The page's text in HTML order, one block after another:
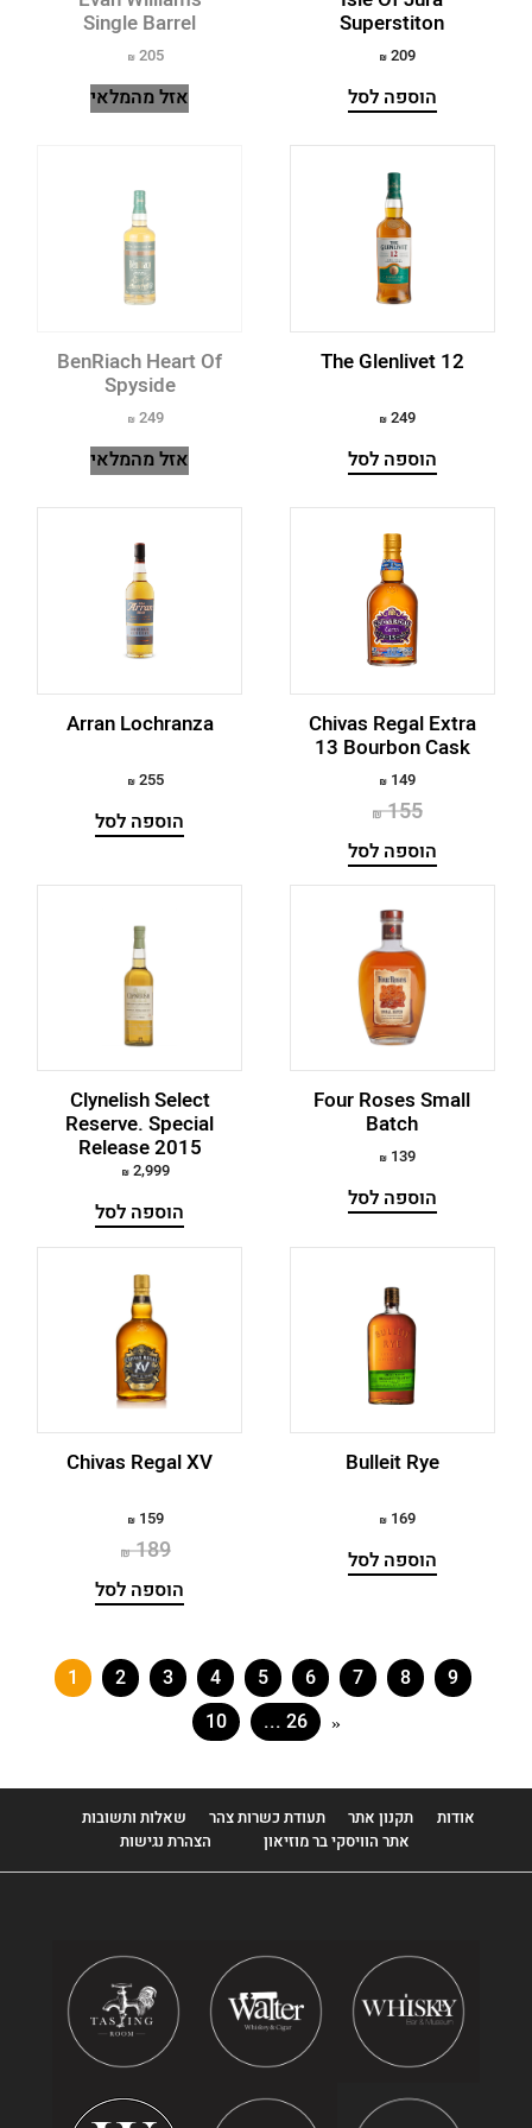
Dailuaine
Dalwhinnie
Dewar's
Drumshanbo
DS Tayman
Eagle Rare
Elijah Craig
Evan Williams
Famous Grouse
Finlaggan
Finnegan
Four Roses
Fujimi
Game Of Thrones Whiskey Set
Glen Grant
GlenAllachie
Glencadam
GlenDronach
Glenfarclas
Glenfiddich
GlenGlassaugh
Glengoyne
Glenmorangie
Glenrothes
Hudson
Inchmoan
Inchmurrin
Jack Daniel's
Jameson
Jim Beam
Superstiton
209
הוספה לסל
Single Barrel
205
אזל מהמלאי
The Glenlivet 12
249
הוספה לסל
BenRiach Heart Of
Spyside
249
אזל מהמלאי
Chivas Regal Extra
13 Bourbon Cask
149
155
הוספה לסל
Arran Lochranza
255
הוספה לסל
Four Roses Small
Batch
139
הוספה לסל
Clynelish Select
Reserve. Special
Release 2015
2,999
הוספה לסל
Bulleit Rye
169
הוספה לסל
Chivas Regal XV
159
189
הוספה לסל
1 2 3 4 5 6 7 8
9
10
... 26 »
אודות תקנון אתר תעודת כשרות צהר
שאלות ותשובות
אתר הוויסקי בר מוזיאון
הצהרת נגישות